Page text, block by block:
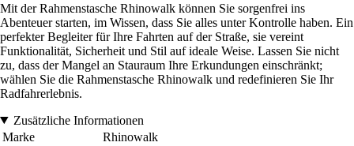
Mit der Rahmenstasche Rhinowalk können Sie sorgenfrei ins
Abenteuer starten, im Wissen, dass Sie alles unter Kontrolle haben. Ein
perfekter Begleiter für Ihre Fahrten auf der Straße, sie vereint
Funktionalität, Sicherheit und Stil auf ideale Weise. Lassen Sie nicht
zu, dass der Mangel an Stauraum Ihre Erkundungen einschränkt;
wählen Sie die Rahmenstasche Rhinowalk und redefinieren Sie Ihr
Radfahrerlebnis.
Zusätzliche Informationen
Marke
Rhinowalk